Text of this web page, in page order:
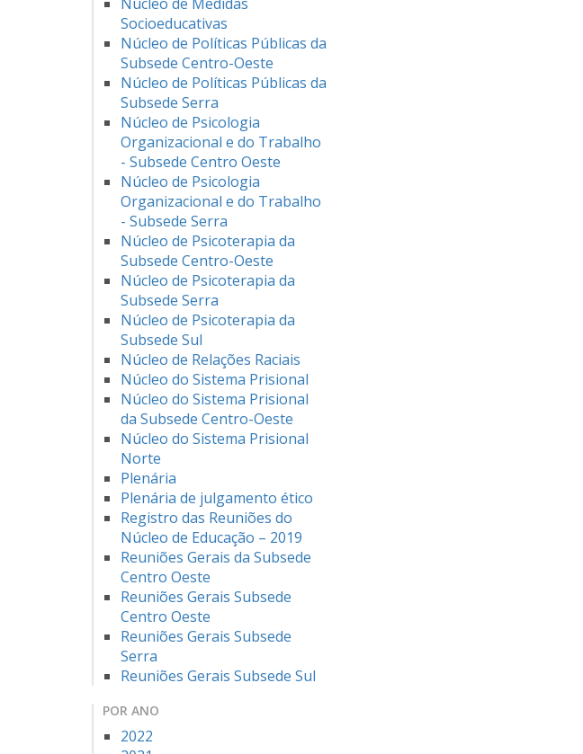
Socioeducativas
Núcleo de Políticas Públicas da
Subsede Centro-Oeste
Núcleo de Políticas Públicas da
Subsede Serra
Núcleo de Psicologia
Organizacional e do Trabalho
- Subsede Centro Oeste
Núcleo de Psicologia
Organizacional e do Trabalho
- Subsede Serra
Núcleo de Psicoterapia da
Subsede Centro-Oeste
Núcleo de Psicoterapia da
Subsede Serra
Núcleo de Psicoterapia da
Subsede Sul
Núcleo de Relações Raciais
Núcleo do Sistema Prisional
Núcleo do Sistema Prisional
da Subsede Centro-Oeste
Núcleo do Sistema Prisional
Norte
Plenária
Plenária de julgamento ético
Registro das Reuniões do
Núcleo de Educação – 2019
Reuniões Gerais da Subsede
Centro Oeste
Reuniões Gerais Subsede
Centro Oeste
Reuniões Gerais Subsede
Serra
Reuniões Gerais Subsede Sul
POR ANO
2022